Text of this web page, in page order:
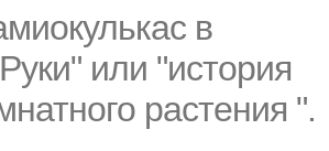
в
или "история
растения ".